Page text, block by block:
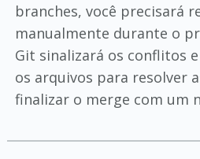
branches, você precisará
manualmente durante o
Git sinalizará os conflitos
os arquivos para resolver
finalizar o merge com um